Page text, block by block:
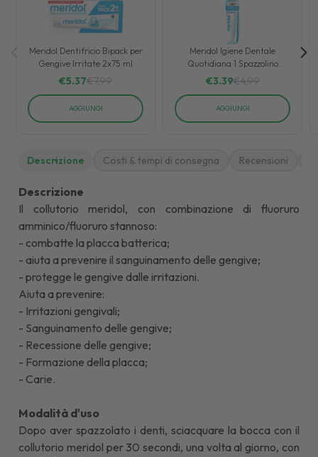
Meridol Dentifricio Bipack per
Gengive Irritate 2x75 ml
€5.37€7.99
AGGIUNGI
Meridol Igiene Dentale
Quotidiana 1 Spazzolino
Morbido per Gengive Irritate
€3.39€4.99
AGGIUNGI
Descrizione Costi & tempi di consegna Recensioni
Descrizione
Il collutorio meridol, con combinazione di fluoruro
amminico/fluoruro stannoso:
- combatte la placca batterica;
- aiuta a prevenire il sanguinamento delle gengive;
- protegge le gengive dalle irritazioni.
Aiuta a prevenire:
- Irritazioni gengivali;
- Sanguinamento delle gengive;
- Recessione delle gengive;
- Formazione della placca;
- Carie.
Modalità d'uso
Dopo aver spazzolato i denti, sciacquare la bocca con il
collutorio meridol per 30 secondi, una volta al giorno, con